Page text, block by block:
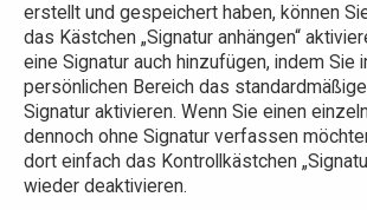
erstellt und gespeichert haben, können
das Kästchen „Signatur anhängen“
eine Signatur auch hinzufügen, indem Sie
persönlichen Bereich das
Signatur aktivieren. Wenn Sie einen
dennoch ohne Signatur verfassen
dort einfach das Kontrollkästchen
wieder deaktivieren.